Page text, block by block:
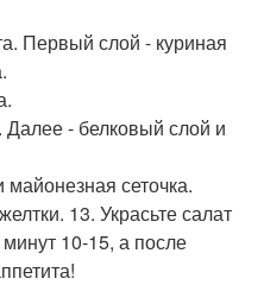
Первый слой - куриная
Далее - белковый слой и
сеточка.
13. Украсьте салат
10-15, а после